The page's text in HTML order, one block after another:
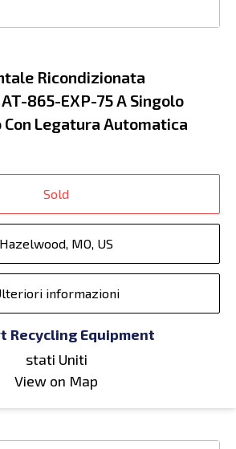
Ricondizionata
865-EXP-75 A Singolo
Legatura Automatica
Sold
Hazelwood, MO, US
informazioni
Recycling Equipment
stati Uniti
View on Map